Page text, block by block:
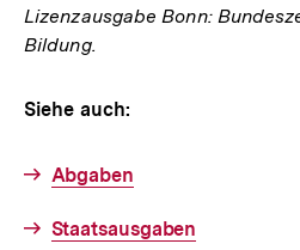
Lizenzausgabe Bonn:
Bildung.
Siehe auch:
Abgaben
Staatsausgaben